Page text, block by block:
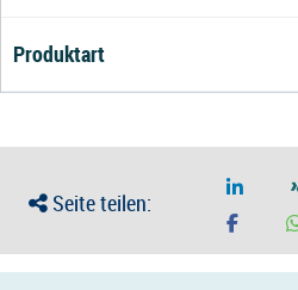
Produktart
Seite teilen: